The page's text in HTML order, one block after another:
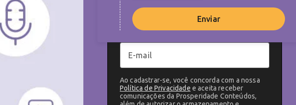
Enviar
Ao cadastrar-se, você concorda com a nossa
Política de Privacidade e aceita receber
comunicações da Prosperidade Conteúdos,